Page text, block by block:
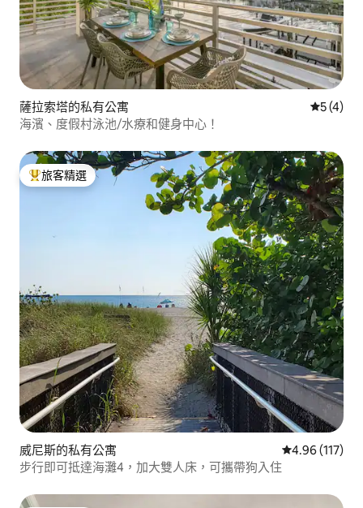
薩拉索塔的私有公寓 從 4 則評
5 (4)
海濱、度假村泳池/水療和健身中心！
旅客精選榜首
旅客精選
威尼斯的私有公寓 從 117 則評價
4.96 (117)
步行即可抵達海灘4，加大雙人床，可攜帶狗入住